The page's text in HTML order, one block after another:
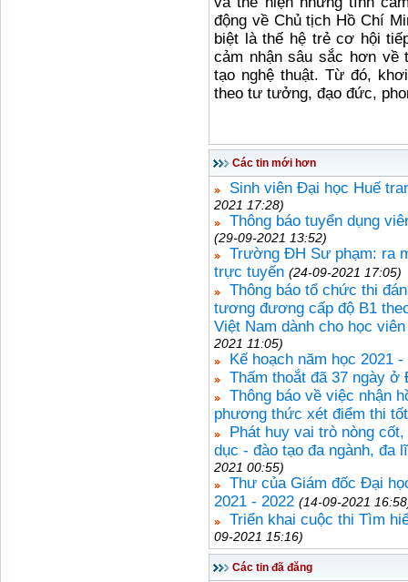
động về Chủ tịch Hồ Chí
biệt là thế hệ trẻ cơ hội
cảm nhận sâu sắc hơn về
tạo nghệ thuật. Từ đó,
theo tư tưởng, đạo đức,
Các tin mới hơn
Sinh viên Đại học Huế
2021 17:28)
Thông báo tuyển dụng
(29-09-2021 13:52)
Trường ĐH Sư phạm: ra
trực tuyến (24-09-2021 17:05)
Thông báo tổ chức thi
tương đương cấp độ B1
Việt Nam dành cho học
2021 11:05)
Kế hoạch năm học 2021 -
Thấm thoắt đã 37 ngày ở
Thông báo về việc nhận
phương thức xét điểm thi
Phát huy vai trò nòng
dục - đào tạo đa ngành,
2021 00:55)
Thư của Giám đốc Đại
2021 - 2022 (14-09-2021
Triển khai cuộc thi Tìm
09-2021 15:16)
Các tin đã đăng